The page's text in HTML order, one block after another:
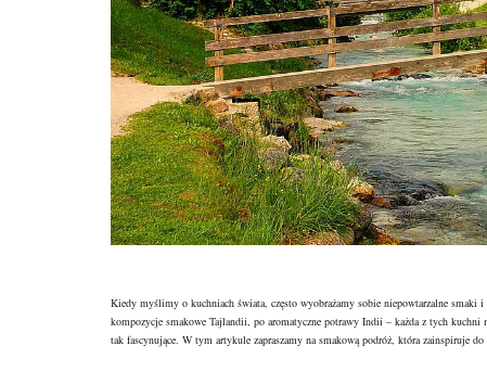
Kiedy myślimy o kuchniach świata, często wyobrażamy sobie niepowtarzalne smaki
kompozycje smakowe Tajlandii, po aromatyczne potrawy Indii – każda z tych
tak fascynujące. W tym artykule zapraszamy na smakową podróż, która zainspiruje